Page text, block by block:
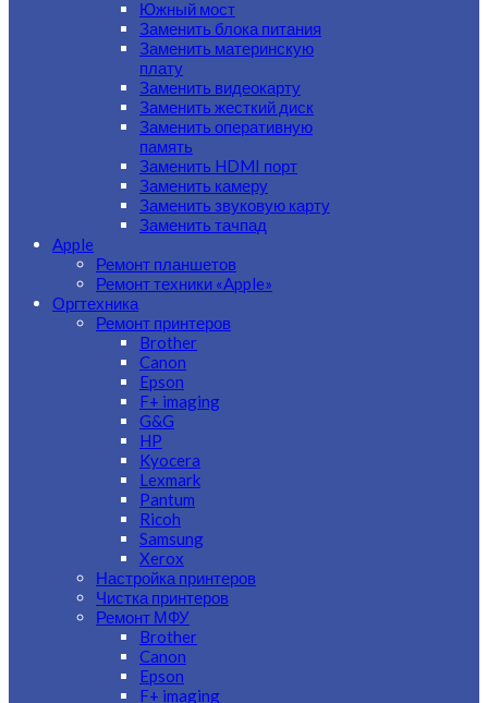
Южный мост
Заменить блока питания
Заменить материнскую
плату
Заменить видеокарту
Заменить жесткий диск
Заменить оперативную
память
Заменить HDMI порт
Заменить камеру
Заменить звуковую карту
Заменить тачпад
Apple
Ремонт планшетов
Ремонт техники «Apple»
Оргтехника
Ремонт принтеров
Brother
Canon
Epson
F+ imaging
G&G
HP
Kyocera
Lexmark
Pantum
Ricoh
Samsung
Xerox
Настройка принтеров
Чистка принтеров
Ремонт МФУ
Brother
Canon
Epson
F+ imaging